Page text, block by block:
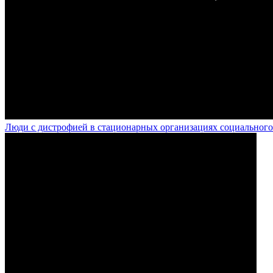
Люди с дистрофией в стационарных организациях